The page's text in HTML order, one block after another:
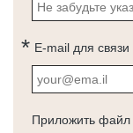
E-mail для связи
Приложить файл